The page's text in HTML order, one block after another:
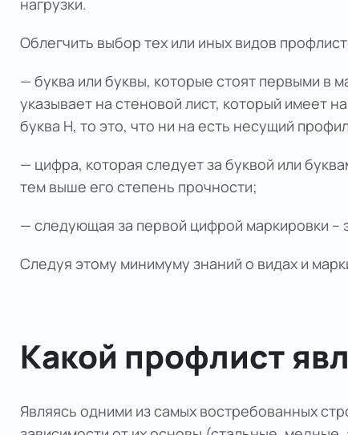
нагрузки.
Облегчить выбор тех или иных видов
— буква или буквы, которые стоят первыми в
указывает на стеновой лист, который имеет
буква Н, то это, что ни на есть несущий
— цифра, которая следует за буквой или
тем выше его степень прочности;
— следующая за первой цифрой маркировки –
Следуя этому минимуму знаний о видах и
Какой профлист
Являясь одними из самых востребованных